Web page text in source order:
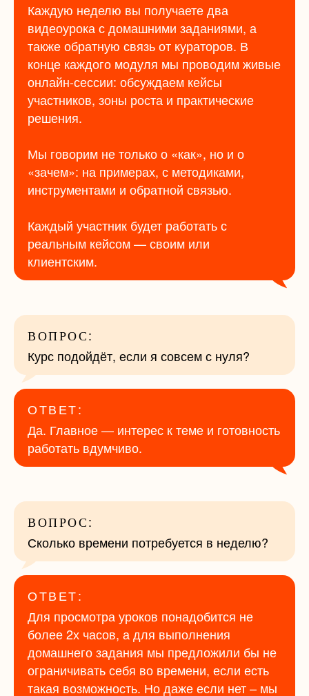
Каждую неделю вы получаете два
видеоурока с домашними заданиями, а
также обратную связь от кураторов. В
конце каждого модуля мы проводим живые
онлайн-сессии: обсуждаем кейсы
участников, зоны роста и практические
решения.
Мы говорим не только о «как», но и о
«зачем»: на примерах, с методиками,
инструментами и обратной связью.
Каждый участник будет работать с
реальным кейсом — своим или
клиентским.
ВОПРОС:
Курс подойдёт, если я совсем с нуля?
ОТВЕТ:
Да. Главное — интерес к теме и готовность
работать вдумчиво.
ВОПРОС:
Сколько времени потребуется в неделю?
ОТВЕТ:
Для просмотра уроков понадобится не
более 2х часов, а для выполнения
домашнего задания мы предложили бы не
ограничивать себя во времени, если есть
такая возможность. Но даже если нет – мы